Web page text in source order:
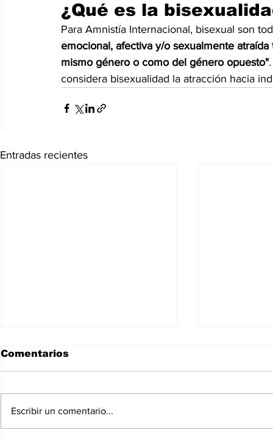
¿Qué es la
Para Amnistía Internacional, bisexual son
emocional, afectiva y/o sexualmente
mismo género o como del género opuesto"
considera bisexualidad la atracción hacia
Entradas recientes
Comentarios
Escribir un comentario...